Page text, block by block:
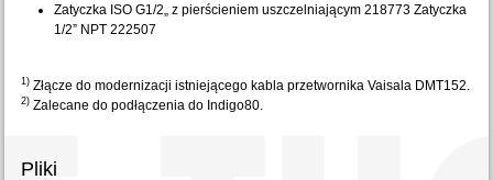
Zatyczka ISO G1/2„ z pierścieniem uszczelniającym 218773 Zatyczka
1/2” NPT 222507
1) Złącze do modernizacji istniejącego kabla przetwornika Vaisala DMT152.
2) Zalecane do podłączenia do Indigo80.
Pliki